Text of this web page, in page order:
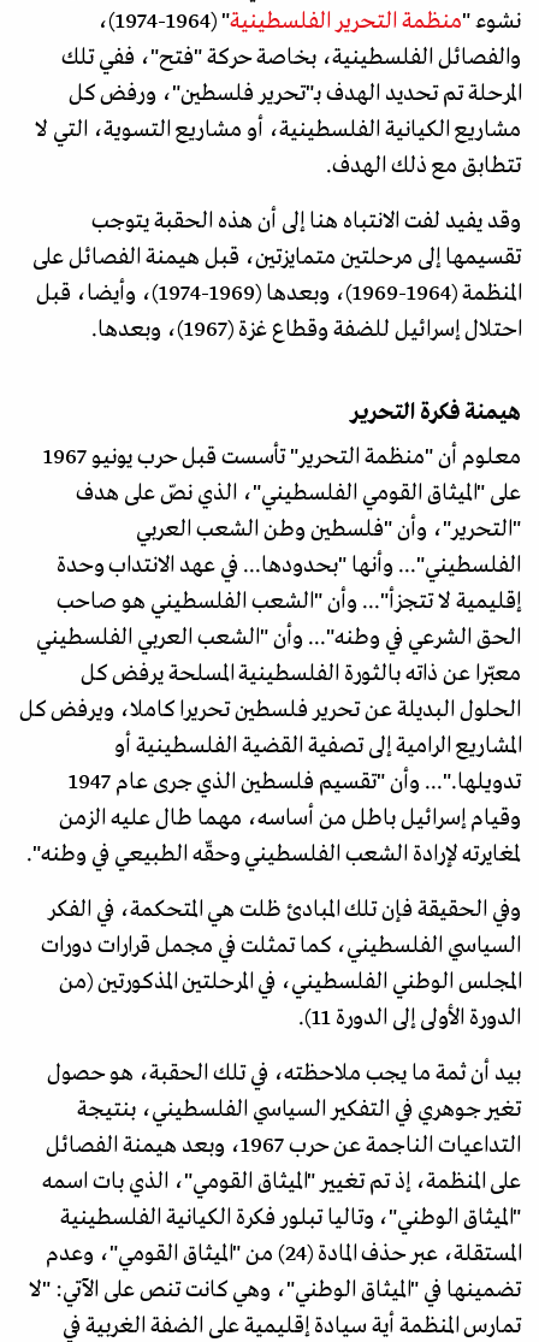
نشوء "منظمة التحرير الفلسطينية
" (1964-1974)،
والفصائل الفلسطينية، بخاصة حركة "فتح"، ففي تلك
المرحلة تم تحديد الهدف بـ"تحرير فلسطين"، ورفض كل
مشاريع الكيانية الفلسطينية، أو مشاريع التسوية، التي لا
تتطابق مع ذلك الهدف.
وقد يفيد لفت الانتباه هنا إلى أن هذه الحقبة يتوجب
تقسيمها إلى مرحلتين متمايزتين، قبل هيمنة الفصائل على
المنظمة (1964-1969)، وبعدها (1969-1974)، وأيضا، قبل
احتلال إسرائيل للضفة وقطاع غزة (1967)، وبعدها.
هيمنة فكرة التحرير
معلوم أن "منظمة التحرير" تأسست قبل حرب يونيو 1967
على "الميثاق القومي الفلسطيني"، الذي نصّ على هدف
"التحرير"، وأن "فلسطين وطن الشعب العربي
الفلسطيني"... وأنها "بحدودها... في عهد الانتداب وحدة
إقليمية لا تتجزأ"... وأن "الشعب الفلسطيني هو صاحب
الحق الشرعي في وطنه"... وأن "الشعب العربي الفلسطيني
معبّرا عن ذاته بالثورة الفلسطينية المسلحة يرفض كل
الحلول البديلة عن تحرير فلسطين تحريرا كاملا، ويرفض كل
المشاريع الرامية إلى تصفية القضية الفلسطينية أو
تدويلها."... وأن "تقسيم فلسطين الذي جرى عام 1947
وقيام إسرائيل باطل من أساسه، مهما طال عليه الزمن
لمغايرته لإرادة الشعب الفلسطيني وحقّه الطبيعي في وطنه".
وفي الحقيقة فإن تلك المبادئ ظلت هي المتحكمة، في الفكر
السياسي الفلسطيني، كما تمثلت في مجمل قرارات دورات
المجلس الوطني الفلسطيني، في المرحلتين المذكورتين (من
الدورة الأولى إلى الدورة 11).
بيد أن ثمة ما يجب ملاحظته، في تلك الحقبة، هو حصول
تغير جوهري في التفكير السياسي الفلسطيني، بنتيجة
التداعيات الناجمة عن حرب 1967، وبعد هيمنة الفصائل
على المنظمة، إذ تم تغيير "الميثاق القومي"، الذي بات اسمه
"الميثاق الوطني"، وتاليا تبلور فكرة الكيانية الفلسطينية
المستقلة، عبر حذف المادة (24) من "الميثاق القومي"، وعدم
تضمينها في "الميثاق الوطني"، وهي كانت تنص على الآتي: "ﻻ
ﺗﻤﺎرس المنظمة أﻳﺔ ﺳﻴﺎدة إﻗﻠﻴﻤﻴﺔ ﻋﻠﻰ اﻟﻀﻔﺔ اﻟﻐﺮﺑﻴﺔ في